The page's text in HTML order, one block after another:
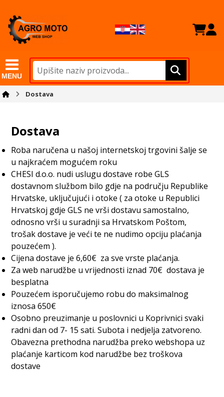
MENU
Dostava
Dostava
Roba naručena u našoj internetskoj trgovini šalje se
u najkraćem mogućem roku
CHESI d.o.o. nudi uslugu dostave robe GLS
dostavnom službom bilo gdje na području Republike
Hrvatske, uključujući i otoke ( za otoke u Republici
Hrvatskoj gdje GLS ne vrši dostavu samostalno,
odnosno vrši u suradnji sa Hrvatskom Poštom,
trošak dostave je veći te ne nudimo opciju plaćanja
pouzećem ).
Cijena dostave je 6,60€ za sve vrste plaćanja.
Za web narudžbe u vrijednosti iznad 70€ dostava je
besplatna
Pouzećem isporučujemo robu do maksimalnog
iznosa 650€
Osobno preuzimanje u poslovnici u Koprivnici svaki
radni dan od 7- 15 sati. Subota i nedjelja zatvoreno.
Obavezna prethodna narudžba preko webshopa uz
plaćanje karticom kod narudžbe bez troškova
dostave